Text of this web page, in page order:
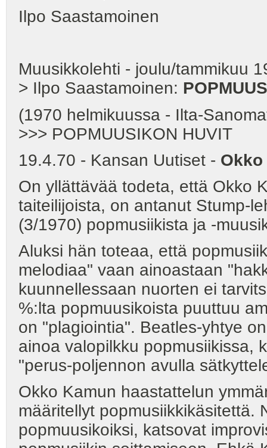
Ilpo Saastamoinen
Muusikkolehti - joulu/tammikuu
> Ilpo Saastamoinen:
(1970 helmikuussa - Ilta-
>>> POPMUUSIKON HUVIT
19.4.70 - Kansan Uutiset -
On yllättävää todeta, että Okko
taiteilijoista, on antanut Stump-
(3/1970) popmusiikista ja -
Aluksi hän toteaa, että
melodiaa" vaan ainoastaan
kuunnellessaan nuorten ei
%:lta popmuusikoista puuttuu
on "plagiointia". Beatles-yhtye
ainoa valopilkku popmusiikissa,
"perus-poljennon avulla
Okko Kamun haastattelun
määritellyt popmusiikkikäsitettä.
popmuusikoiksi, katsovat